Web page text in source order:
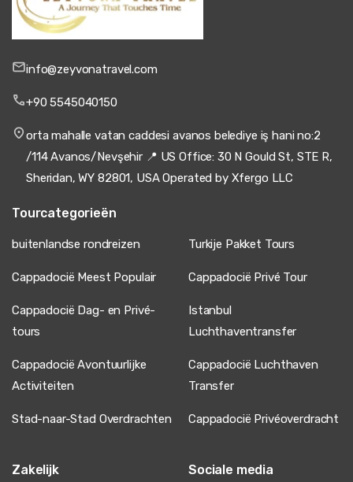
info@zeyvonatravel.com
+90 5545040150
orta mahalle vatan caddesi avanos belediye iş hani no:2
/114 Avanos/Nevşehir 📍 US Office: 30 N Gould St, STE R,
Sheridan, WY 82801, USA Operated by Xfergo LLC
Tourcategorieën
buitenlandse rondreizen Turkije Pakket Tours
Cappadocië Meest Populair Cappadocië Privé Tour
Cappadocië Dag- en Privé-
tours
Istanbul
Luchthaventransfer
Cappadocië Avontuurlijke
Activiteiten
Cappadocië Luchthaven
Transfer
Stad-naar-Stad Overdrachten Cappadocië Privéoverdracht
Zakelijk Sociale media